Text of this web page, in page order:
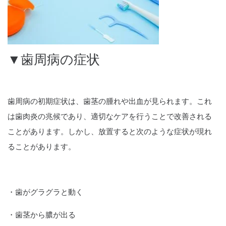
▼歯周病の症状
歯周病の初期症状は、歯茎の腫れや出血が見られます。これ
は歯肉炎の兆候であり、適切なケアを行うことで改善される
ことがあります。しかし、放置すると次のような症状が現れ
ることがあります。
・歯がグラグラと動く
・歯茎から膿が出る